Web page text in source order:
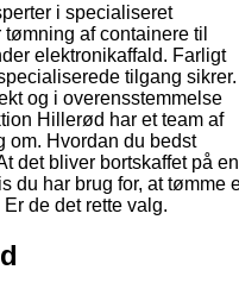
i specialiseret
af containere til
elektronikaffald. Farligt
tilgang sikrer.
og i overensstemmelse
Hillerød har et team af
om. Hvordan du bedst
det bliver bortskaffet på en
du har brug for, at tømme
de det rette valg.